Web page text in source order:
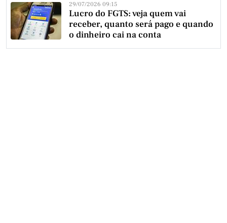
29/07/2026 09:15
Lucro do FGTS: veja quem vai
receber, quanto será pago e quando
o dinheiro cai na conta